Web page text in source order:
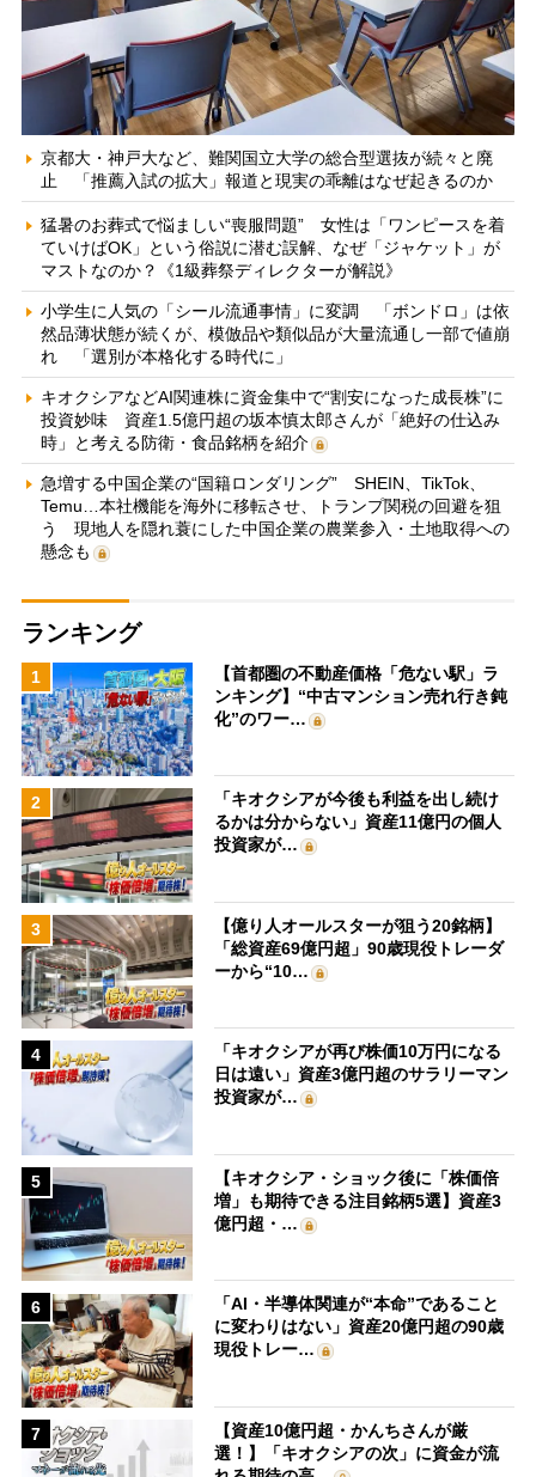
京都大・神戸大など、難関国立大学の総合型選抜が続々と廃
止 「推薦入試の拡大」報道と現実の乖離はなぜ起きるのか
猛暑のお葬式で悩ましい“喪服問題” 女性は「ワンピースを着
ていけばOK」という俗説に潜む誤解、なぜ「ジャケット」が
マストなのか？《1級葬祭ディレクターが解説》
小学生に人気の「シール流通事情」に変調 「ボンドロ」は依
然品薄状態が続くが、模倣品や類似品が大量流通し一部で値崩
れ 「選別が本格化する時代に」
キオクシアなどAI関連株に資金集中で“割安になった成長株”に
投資妙味 資産1.5億円超の坂本慎太郎さんが「絶好の仕込み
時」と考える防衛・食品銘柄を紹介
急増する中国企業の“国籍ロンダリング” SHEIN、TikTok、
Temu…本社機能を海外に移転させ、トランプ関税の回避を狙
う 現地人を隠れ蓑にした中国企業の農業参入・土地取得への
懸念も
ランキング
1
【首都圏の不動産価格「危ない駅」ラ
ンキング】“中古マンション売れ行き鈍
化”のワー…
2
「キオクシアが今後も利益を出し続け
るかは分からない」資産11億円の個人
投資家が…
3
【億り人オールスターが狙う20銘柄】
「総資産69億円超」90歳現役トレーダ
ーから“10…
4
「キオクシアが再び株価10万円になる
日は遠い」資産3億円超のサラリーマン
投資家が…
5
【キオクシア・ショック後に「株価倍
増」も期待できる注目銘柄5選】資産3
億円超・…
6
「AI・半導体関連が“本命”であること
に変わりはない」資産20億円超の90歳
現役トレー…
7
【資産10億円超・かんちさんが厳
選！】「キオクシアの次」に資金が流